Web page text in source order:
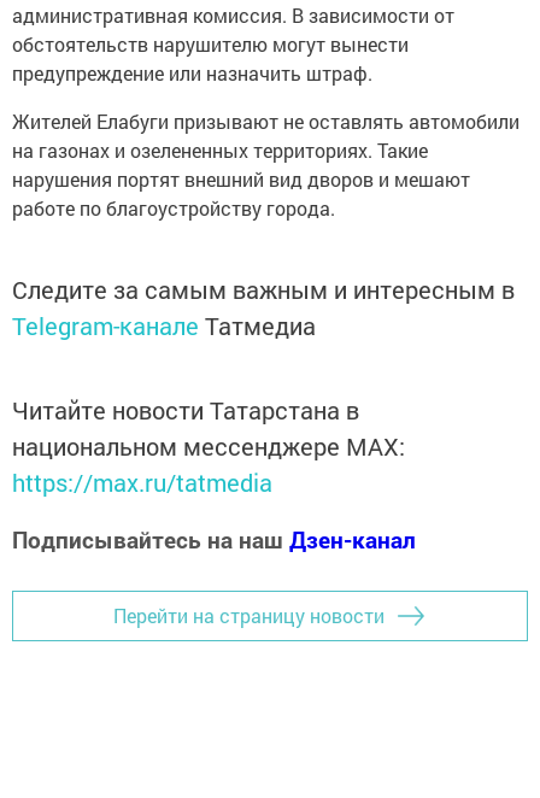
административная комиссия. В зависимости от
обстоятельств нарушителю могут вынести
предупреждение или назначить штраф.
Жителей Елабуги призывают не оставлять автомобили
на газонах и озелененных территориях. Такие
нарушения портят внешний вид дворов и мешают
работе по благоустройству города.
Следите за самым важным и интересным в
Telegram-канале Татмедиа
Читайте новости Татарстана в
национальном мессенджере MАХ:
https://max.ru/tatmedia
Подписывайтесь на наш Дзен-канал
Перейти на страницу новости